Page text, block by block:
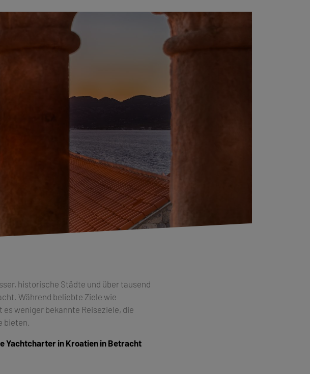
historische Städte und über tausend
Während beliebte Ziele wie
weniger bekannte Reiseziele, die
bieten.
Yachtcharter in Kroatien in Betracht